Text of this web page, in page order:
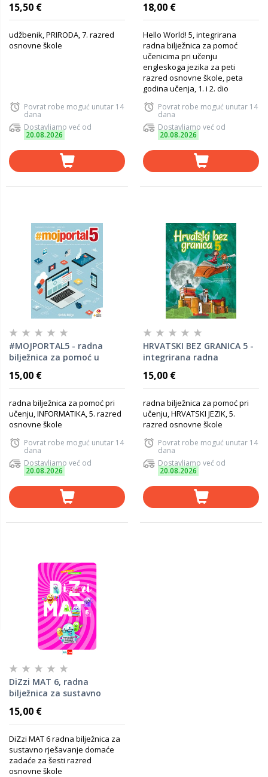
prirode u petom razredu
osnovne škole
15,50 €
udžbenik, PRIRODA, 7. razred
osnovne škole
Povrat robe moguć unutar 14
dana
Dostavljamo već od
20.08.2026
engleskoga jezika za peti
razred osnovne škole, peta
godina učenja, 1. i 2. dio
18,00 €
Hello World! 5, integrirana
radna bilježnica za pomoć
učenicima pri učenju
engleskoga jezika za peti
razred osnovne škole, peta
godina učenja, 1. i 2. dio
Povrat robe moguć unutar 14
dana
Dostavljamo već od
20.08.2026
#MOJPORTAL5 - radna
bilježnica za pomoć u
petom razredu osnovne
škole
15,00 €
radna bilježnica za pomoć pri
učenju, INFORMATIKA, 5. razred
osnovne škole
Povrat robe moguć unutar 14
dana
Dostavljamo već od
20.08.2026
HRVATSKI BEZ GRANICA 5 -
integrirana radna
učenju hrvatskoga jezika u
petome razredu osnovne
škole
15,00 €
radna bilježnica za pomoć pri
učenju, HRVATSKI JEZIK, 5.
razred osnovne škole
Povrat robe moguć unutar 14
dana
Dostavljamo već od
20.08.2026
DiZzi MAT 6, radna
bilježnica za sustavno
za šestirazred osnovne
škole
15,00 €
DiZzi MAT 6 radna bilježnica za
sustavno rješavanje domaće
zadaće za šesti razred
osnovne škole